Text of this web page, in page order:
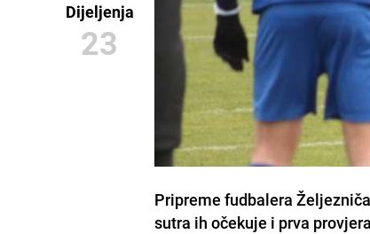
Dijeljenja
23
Pripreme fudbalera
sutra ih očekuje i prva